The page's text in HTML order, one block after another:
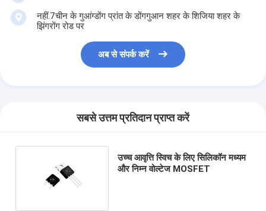
नहीं.7चीन के गुआंग्डोंग प्रांत के डोंगगुआन शहर के शिजिया शहर के
झिंगरोंग रोड पर
अब से संपर्क करें
सबसे उत्तम प्रतिदान प्राप्त करें
उच्च आवृत्ति स्विच के लिए सिलिकॉन मध्यम
और निम्न वोल्टेज MOSFET